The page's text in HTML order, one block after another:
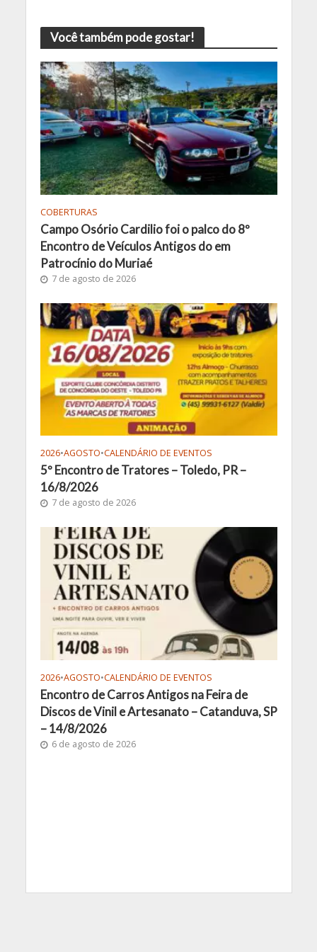
Você também pode gostar!
COBERTURAS
Campo Osório Cardilio foi o palco do 8º
Encontro de Veículos Antigos do em
Patrocínio do Muriaé
7 de agosto de 2026
2026•AGOSTO•CALENDÁRIO DE EVENTOS
5º Encontro de Tratores – Toledo, PR –
16/8/2026
7 de agosto de 2026
2026•AGOSTO•CALENDÁRIO DE EVENTOS
Encontro de Carros Antigos na Feira de
Discos de Vinil e Artesanato – Catanduva, SP
– 14/8/2026
6 de agosto de 2026